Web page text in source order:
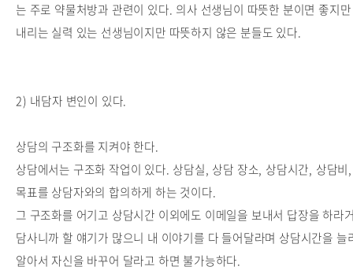
는 주로 약물처방과 관련이 있다. 의사 선생님이 따뜻한 분이면 좋지
내리는 실력 있는 선생님이지만 따뜻하지 않은 분들도 있다.
2) 내담자 변인이 있다.
상담의 구조화를 지켜야 한다.
상담에서는 구조화 작업이 있다. 상담실, 상담 장소, 상담시간, 상담
목표를 상담자와의 합의하게 하는 것이다.
그 구조화를 어기고 상담시간 이외에도 이메일을 보내서 답장을 하라
담사니까 할 얘기가 많으니 내 이야기를 다 들어달라며 상담시간을
알아서 자신을 바꾸어 달라고 하면 불가능하다.